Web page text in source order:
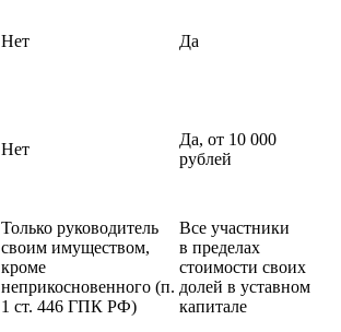
Нет Да
Нет
Да, от 10 000
рублей
Только руководитель
своим имуществом,
кроме
неприкосновенного (п.
1 ст. 446 ГПК РФ)
Все участники
в пределах
стоимости своих
долей в уставном
капитале